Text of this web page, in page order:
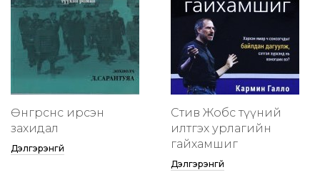
Өнгөрснөөс ирсэн
захидал
Дэлгэрэнгүй
Стив Жобс түүний
илтгэх урлагийн
гайхамшиг
Дэлгэрэнгүй